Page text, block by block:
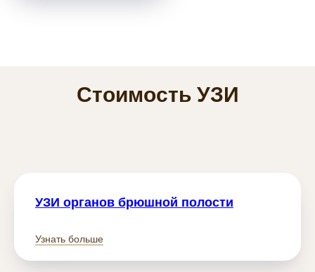
Стоимость УЗИ
УЗИ органов брюшной полости
Узнать больше